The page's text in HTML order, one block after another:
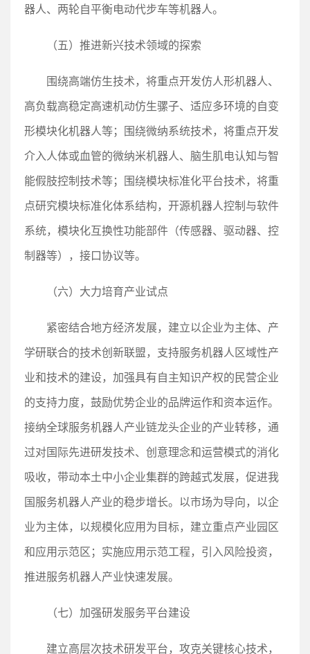
器人、两轮自平衡电动代步车等机器人。
（五）推进新兴技术领域的探索
围绕高端仿生技术，将重点开发仿人形机器人、
高负载高稳定高速机动仿生骡子、适应多环境的自变
形模块化机器人等；围绕微纳系统技术，将重点开发
介入人体或血管的微纳米机器人、脑生肌电认知与智
能假肢控制技术等；围绕模块标准化平台技术，将重
点研究模块标准化体系结构，开源机器人控制与软件
系统，模块化互换性功能部件（传感器、驱动器、控
制器等），接口协议等。
（六）大力培育产业试点
紧密结合地方经济发展，建立以企业为主体、产
学研联合的技术创新联盟，支持服务机器人区域性产
业和技术的建设，加强具有自主知识产权的民营企业
的支持力度，鼓励优势企业的品牌运作和资本运作。
接纳全球服务机器人产业链龙头企业的产业转移，通
过对国际先进研发技术、创意理念和运营模式的消化
吸收，带动本土中小企业集群的跨越式发展，促进我
国服务机器人产业的稳步增长。以市场为导向，以企
业为主体，以规模化应用为目标，建立重点产业园区
和应用示范区；实施应用示范工程，引入风险投资，
推进服务机器人产业快速发展。
（七）加强研发服务平台建设
建立高层次技术研发平台，攻克关键核心技术，